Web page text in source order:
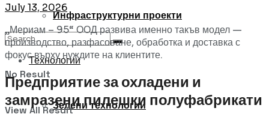
Инфраструктурни проекти
Технологии
Зелени технологии
No Result
View All Result
July 13, 2026
„Мериам – 95“ ООД развива именно такъв модел —
производство, разфасоване, обработка и доставка с
фокус върху нуждите на клиентите.
Предприятие за охладени и
замразени пилешки полуфабрикати